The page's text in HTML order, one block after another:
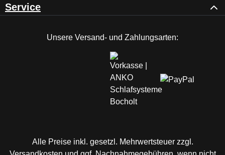
Service
Unsere Versand- und Zahlungsarten:
Alle Preise inkl. gesetzl. Mehrwertsteuer zzgl.